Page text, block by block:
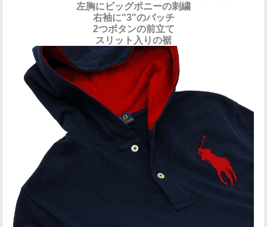
左胸にビッグポニーの刺繍
右袖に"3"のパッチ
2つボタンの前立て
スリット入りの裾